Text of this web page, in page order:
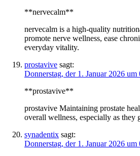
**nervecalm**
nervecalm is a high-quality
promote nerve wellness, ease
everyday vitality.
prostavive sagt:
Donnerstag, der 1. Januar 2026 um
**prostavive**
prostavive Maintaining prostate
overall wellness, especially as they
synadentix sagt:
Donnerstag, der 1. Januar 2026 um